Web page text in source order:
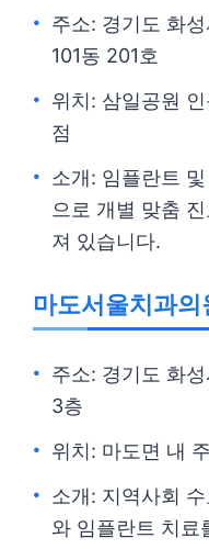
주소: 경기도 화
101동 201호
위치: 삼일공원
점
소개: 임플란트
으로 개별 맞춤
져 있습니다.
마도서울치과의
주소: 경기도 화
3층
위치: 마도면 내
소개: 지역사회
와 임플란트 치료